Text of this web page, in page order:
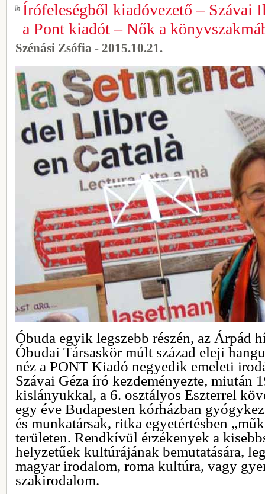
Írófeleségből kiadóvezető – Szávai
a Pont kiadót – Nők a
Szénási Zsófia - 2015.10.21.
Óbuda egyik legszebb részén, az Árpád
Óbudai Társaskör múlt század eleji
néz a PONT Kiadó negyedik emeleti
Szávai Géza író kezdeményezte, miután
kislányukkal, a 6. osztályos Eszterrel
egy éve Budapesten kórházban
és munkatársak, ritka egyetértésben
területen. Rendkívül érzékenyek a
helyzetűek kultúrájának bemutatására,
magyar irodalom, roma kultúra, vagy
szakirodalom.